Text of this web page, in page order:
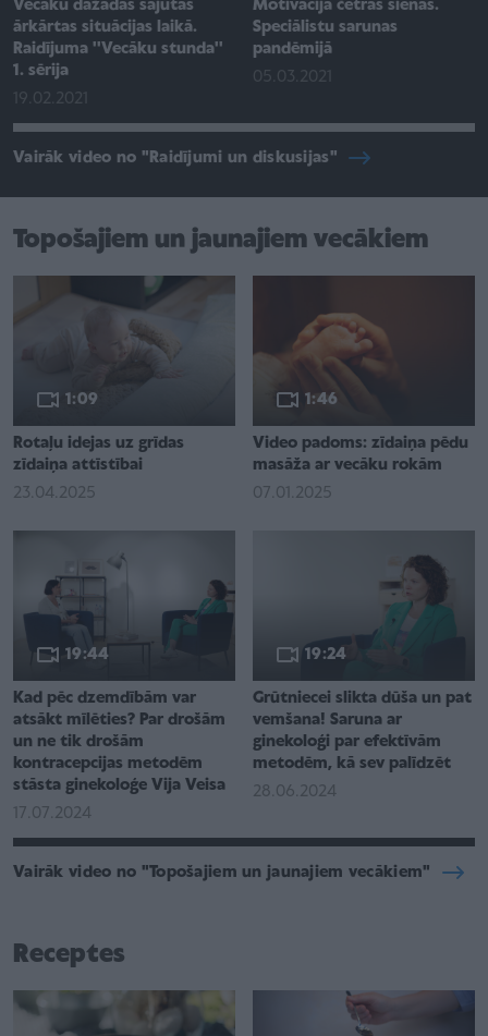
Vecāku dažādās sajūtas
ārkārtas situācijas laikā.
Raidījuma ''Vecāku stunda''
1. sērija
19.02.2021
Motivācija četrās sienās.
Speciālistu sarunas
pandēmijā
05.03.2021
Vairāk video no "Raidījumi un diskusijas"
Topošajiem un jaunajiem vecākiem
1:09
Rotaļu idejas uz grīdas
zīdaiņa attīstībai
23.04.2025
1:46
Video padoms: zīdaiņa pēdu
masāža ar vecāku rokām
07.01.2025
19:44
Kad pēc dzemdībām var
atsākt mīlēties? Par drošām
un ne tik drošām
kontracepcijas metodēm
stāsta ginekoloģe Vija Veisa
17.07.2024
19:24
Grūtniecei slikta dūša un pat
vemšana! Saruna ar
ginekoloģi par efektīvām
metodēm, kā sev palīdzēt
28.06.2024
Vairāk video no "Topošajiem un jaunajiem vecākiem"
Receptes